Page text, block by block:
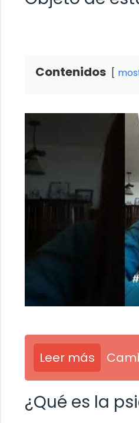
Contenidos
Leer más
¿Qué es la